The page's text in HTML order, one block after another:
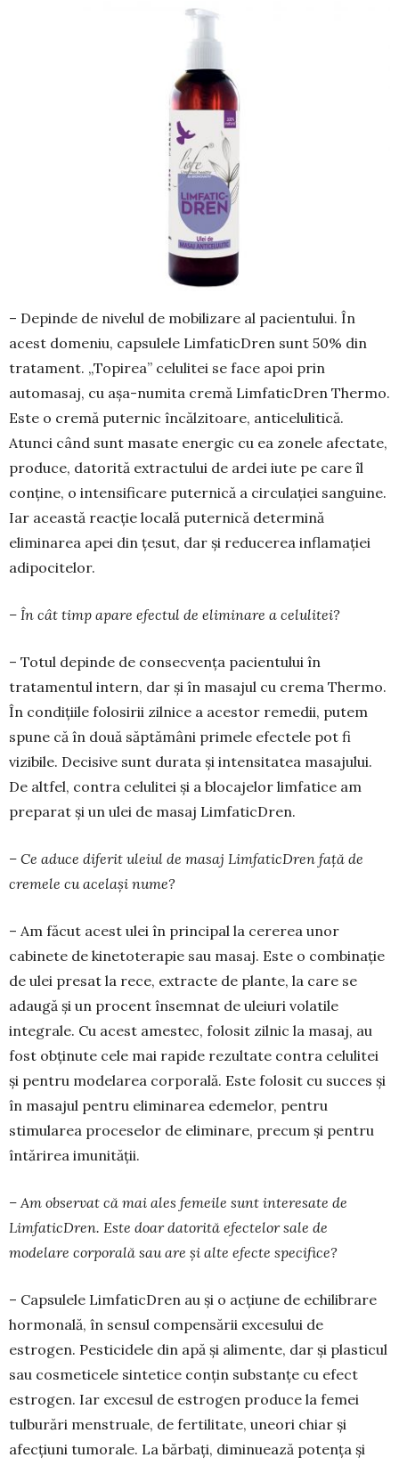
– Depinde de nivelul de mobilizare al pacien­tului. În
acest domeniu, capsulele LimfaticDren sunt 50% din
tratament. „Topirea” celulitei se face apoi prin
automasaj, cu așa-numita cremă Limfa­ticDren Thermo.
Este o cremă puternic încălzitoa­re, anticelulitică.
Atunci când sunt masate energic cu ea zonele afectate,
produce, datorită extractului de ardei iute pe care îl
conține, o intensificare pu­ter­nică a circulației sanguine.
Iar această reacție locală puternică determină
eliminarea apei din țesut, dar și reducerea inflamației
adipocitelor.
– În cât timp apare efectul de eliminare a celulitei?
– Totul depinde de consecvența pacientului în
tratamentul intern, dar și în masajul cu crema Thermo.
În condițiile folosirii zilnice a acestor re­medii, putem
spune că în două săptămâni primele efectele pot fi
vizibile. Decisive sunt durata și intensitatea masajului.
De altfel, contra celulitei și a blocajelor limfatice am
preparat și un ulei de ma­saj LimfaticDren.
– Ce aduce diferit uleiul de masaj Lim­fa­ticDren față de
cremele cu același nume?
– Am făcut acest ulei în principal la cererea unor
cabinete de kinetoterapie sau masaj. Este o combinație
de ulei presat la rece, extracte de plan­te, la care se
adaugă și un procent însemnat de uleiuri volatile
integrale. Cu acest amestec, folosit zilnic la masaj, au
fost obținute cele mai rapide rezultate contra celulitei
și pentru modelarea cor­po­rală. Este folosit cu succes și
în masajul pentru eliminarea edemelor, pentru
stimularea procese­lor de eliminare, precum și pentru
întărirea imunității.
– Am observat că mai ales femeile sunt in­te­­resate de
LimfaticDren. Este doar datorită efec­telor sale de
modelare corporală sau are și alte efecte specifice?
– Capsulele Limfa­ticDren au și o acțiune de echi­librare
hormonală, în sensul compensării exce­sului de
estrogen. Pesticidele din apă și alimente, dar și plas­ticul
sau cosmeticele sintetice conțin substanțe cu efect
estro­gen. Iar excesul de estrogen produce la femei
tulburări men­struale, de ferti­litate, une­ori chiar și
afecțiuni tumorale. La bărbați, dimi­nuează potența și